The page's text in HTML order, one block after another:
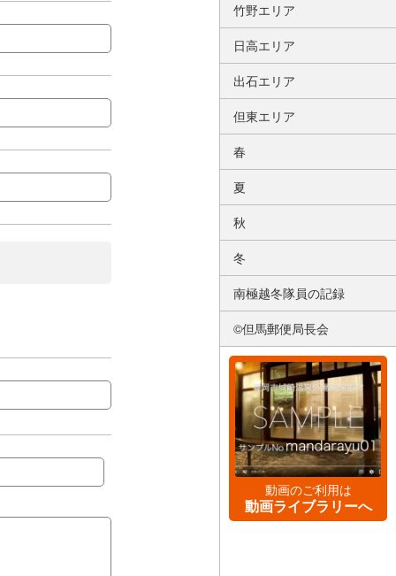
竹野エリア
日高エリア
出石エリア
但東エリア
春
夏
秋
冬
南極越冬隊員の記録
©但馬郵便局長会
動画のご利用は
動画ライブラリーへ